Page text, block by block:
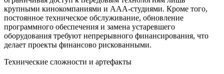
крупными кинокомпаниями и AAA-студиями. Кроме того,
постоянное техническое обслуживание, обновление
программного обеспечения и замена устаревшего
оборудования требуют непрерывного финансирования, что
делает проекты финансово рискованными.
Технические сложности и артефакты